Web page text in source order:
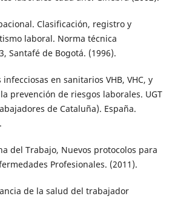
Clasificación, registro y
laboral. Norma técnica
Santafé de Bogotá. (1996).
en sanitarios VHB, VHC, y
prevención de riesgos laborales. UGT
de Cataluña). España.
del Trabajo, Nuevos protocolos para
Profesionales. (2011).
de la salud del trabajador